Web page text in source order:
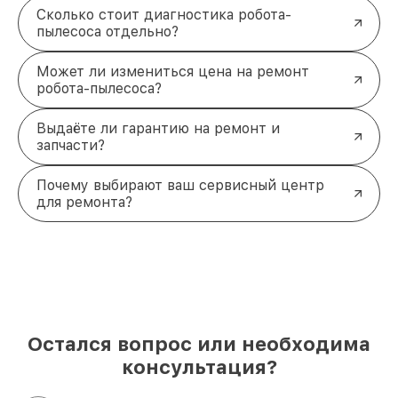
Сколько стоит диагностика робота-
пылесоса отдельно?
Может ли измениться цена на ремонт
робота-пылесоса?
Выдаёте ли гарантию на ремонт и
запчасти?
Почему выбирают ваш сервисный центр
для ремонта?
Остался вопрос или необходима
консультация?